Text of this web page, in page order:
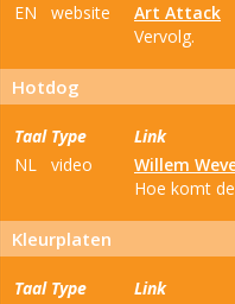
EN
website
Art Attack
Vervolg.
Hotdog
Taal Type
Link
NL
video
Willem
Hoe komt
Kleurplaten
Taal Type
Link